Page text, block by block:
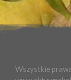
Wszystkie